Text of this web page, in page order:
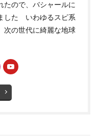
ので、バシャールに
した いわゆるスピ系
の世代に綺麗な地球